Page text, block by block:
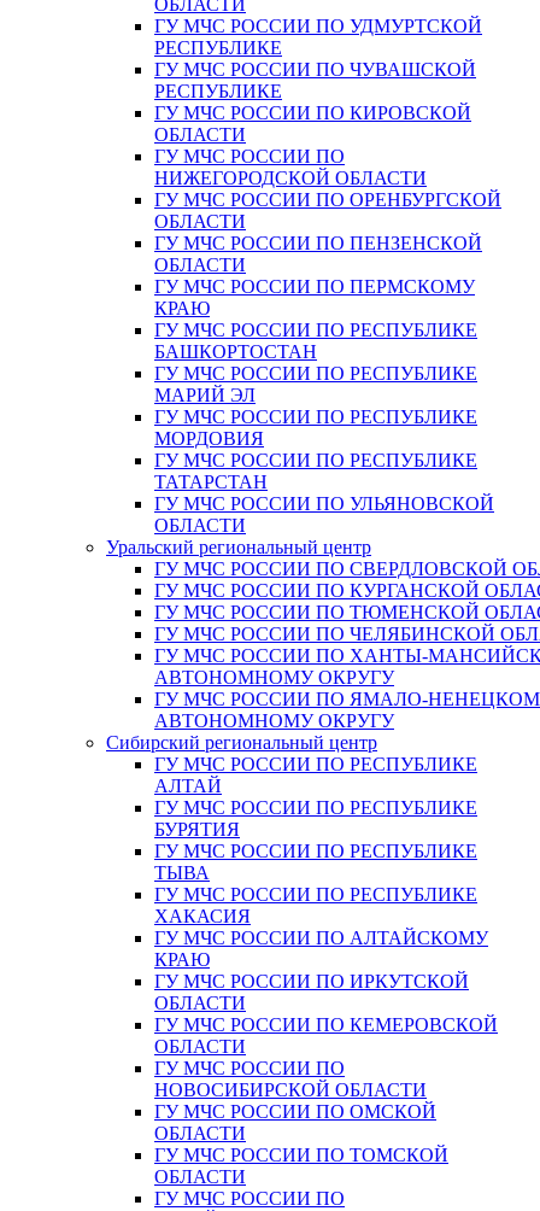
ОБЛАСТИ
ГУ МЧС РОССИИ ПО УДМУРТСКОЙ
РЕСПУБЛИКЕ
ГУ МЧС РОССИИ ПО ЧУВАШСКОЙ
РЕСПУБЛИКЕ
ГУ МЧС РОССИИ ПО КИРОВСКОЙ
ОБЛАСТИ
ГУ МЧС РОССИИ ПО
НИЖЕГОРОДСКОЙ ОБЛАСТИ
ГУ МЧС РОССИИ ПО ОРЕНБУРГСКОЙ
ОБЛАСТИ
ГУ МЧС РОССИИ ПО ПЕНЗЕНСКОЙ
ОБЛАСТИ
ГУ МЧС РОССИИ ПО ПЕРМСКОМУ
КРАЮ
ГУ МЧС РОССИИ ПО РЕСПУБЛИКЕ
БАШКОРТОСТАН
ГУ МЧС РОССИИ ПО РЕСПУБЛИКЕ
МАРИЙ ЭЛ
ГУ МЧС РОССИИ ПО РЕСПУБЛИКЕ
МОРДОВИЯ
ГУ МЧС РОССИИ ПО РЕСПУБЛИКЕ
ТАТАРСТАН
ГУ МЧС РОССИИ ПО УЛЬЯНОВСКОЙ
ОБЛАСТИ
Уральский региональный центр
ГУ МЧС РОССИИ ПО СВЕРДЛОВСКОЙ
ГУ МЧС РОССИИ ПО КУРГАНСКОЙ
ГУ МЧС РОССИИ ПО ТЮМЕНСКОЙ
ГУ МЧС РОССИИ ПО ЧЕЛЯБИНСКОЙ
ГУ МЧС РОССИИ ПО ХАНТЫ-
АВТОНОМНОМУ ОКРУГУ
ГУ МЧС РОССИИ ПО ЯМАЛО-
АВТОНОМНОМУ ОКРУГУ
Сибирский региональный центр
ГУ МЧС РОССИИ ПО РЕСПУБЛИКЕ
АЛТАЙ
ГУ МЧС РОССИИ ПО РЕСПУБЛИКЕ
БУРЯТИЯ
ГУ МЧС РОССИИ ПО РЕСПУБЛИКЕ
ТЫВА
ГУ МЧС РОССИИ ПО РЕСПУБЛИКЕ
ХАКАСИЯ
ГУ МЧС РОССИИ ПО АЛТАЙСКОМУ
КРАЮ
ГУ МЧС РОССИИ ПО ИРКУТСКОЙ
ОБЛАСТИ
ГУ МЧС РОССИИ ПО КЕМЕРОВСКОЙ
ОБЛАСТИ
ГУ МЧС РОССИИ ПО
НОВОСИБИРСКОЙ ОБЛАСТИ
ГУ МЧС РОССИИ ПО ОМСКОЙ
ОБЛАСТИ
ГУ МЧС РОССИИ ПО ТОМСКОЙ
ОБЛАСТИ
ГУ МЧС РОССИИ ПО